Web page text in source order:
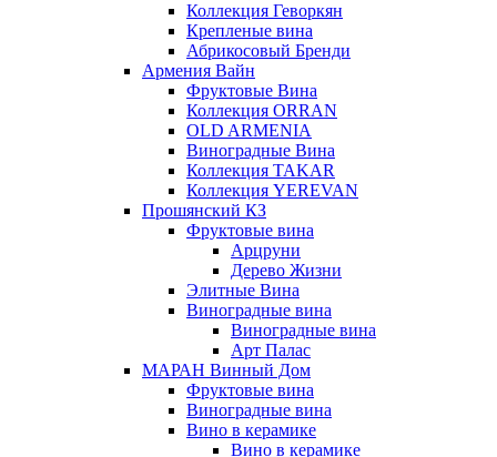
Коллекция Геворкян
Крепленые вина
Абрикосовый Бренди
Армения Вайн
Фруктовые Вина
Коллекция ORRAN
OLD ARMENIA
Виноградные Вина
Коллекция TAKAR
Коллекция YEREVAN
Прошянский КЗ
Фруктовые вина
Арцруни
Дерево Жизни
Элитные Вина
Виноградные вина
Виноградные вина
Арт Палас
МАРАН Винный Дом
Фруктовые вина
Виноградные вина
Вино в керамике
Вино в керамике